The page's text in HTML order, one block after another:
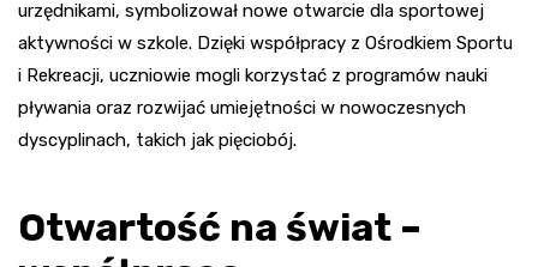
urzędnikami, symbolizował nowe otwarcie dla sportowej
aktywności w szkole. Dzięki współpracy z Ośrodkiem Sportu
i Rekreacji, uczniowie mogli korzystać z programów nauki
pływania oraz rozwijać umiejętności w nowoczesnych
dyscyplinach, takich jak pięciobój.
Otwartość na świat –